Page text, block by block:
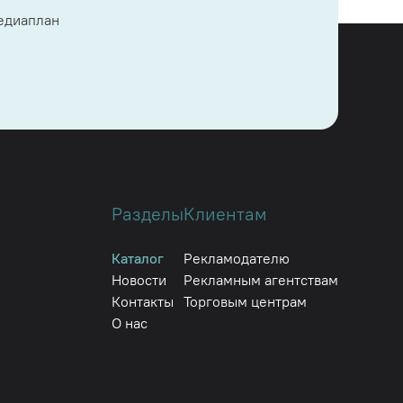
Разделы
Каталог
Новости
Контакты
О нас
Клиентам
Рекламодателю
Рекламным агентствам
Торговым центрам